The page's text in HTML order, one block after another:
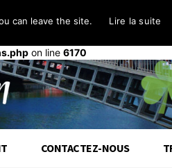
cloud-library a été déclenché
on line 6170
CONTACTEZ-NOUS
can leave the site. Lire la suite